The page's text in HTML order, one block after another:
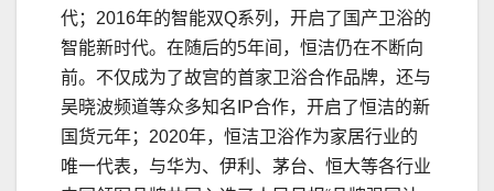
代；2016年的智能双Q系列，开启了国产卫浴的
智能新时代。在随后的5年间，恒洁仍在不断向
前。不仅成为了故宫的首家卫浴合作品牌，还与
吴晓波频道等众多知名IP合作，开启了恒洁的新
国货元年；2020年，恒洁卫浴作为家居行业的
唯一代表，与华为、伊利、茅台、恒大等各行业